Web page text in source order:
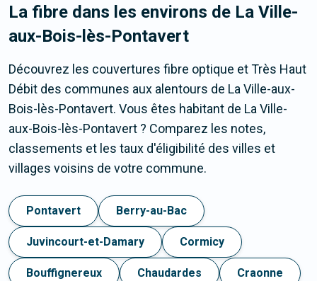
La fibre dans les environs de La Ville-
aux-Bois-lès-Pontavert
Découvrez les couvertures fibre optique et Très Haut
Débit des communes aux alentours de La Ville-aux-
Bois-lès-Pontavert. Vous êtes habitant de La Ville-
aux-Bois-lès-Pontavert ? Comparez les notes,
classements et les taux d'éligibilité des villes et
villages voisins de votre commune.
Pontavert Berry-au-Bac
Juvincourt-et-Damary Cormicy
Bouffignereux Chaudardes Craonne